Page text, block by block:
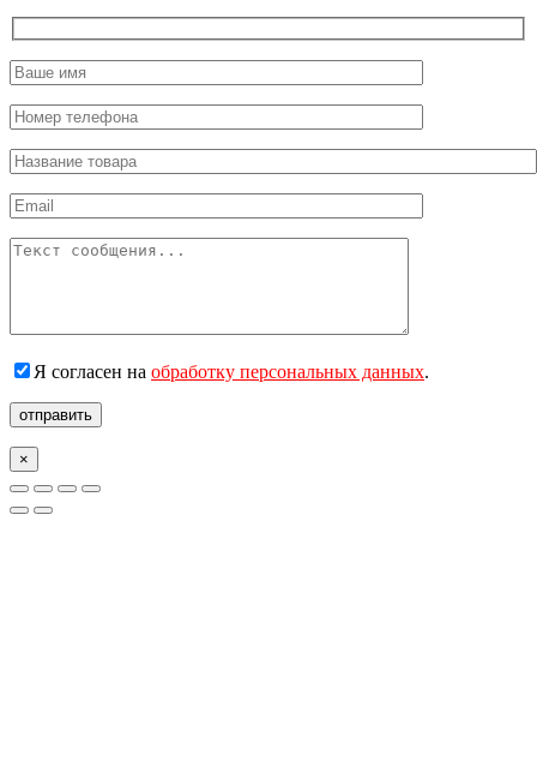
Я согласен на обработку персональных данных.
отправить
×